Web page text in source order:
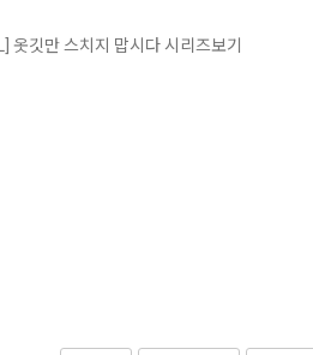
옷깃만 스치지 맙시다 시리즈보기